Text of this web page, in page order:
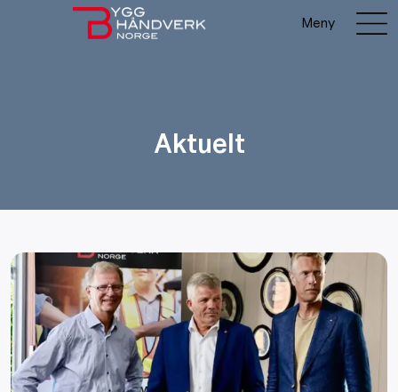
Meny
Aktuelt